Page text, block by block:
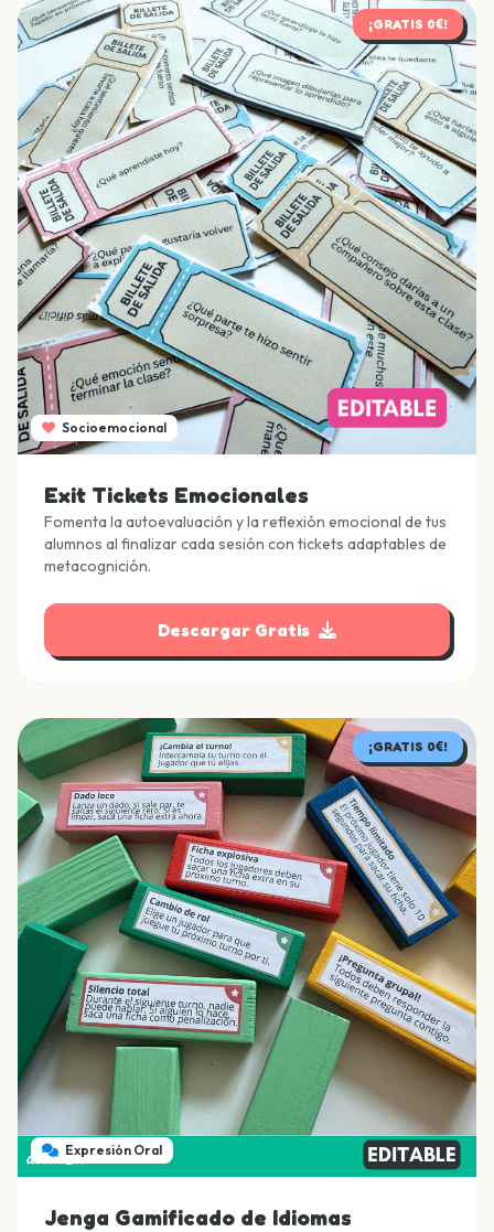
¡GRATIS 0€!
Socioemocional
Exit Tickets Emocionales
Fomenta la autoevaluación y la reflexión emocional de tus
alumnos al finalizar cada sesión con tickets adaptables de
metacognición.
Descargar Gratis
¡GRATIS 0€!
Expresión Oral
Jenga Gamificado de Idiomas